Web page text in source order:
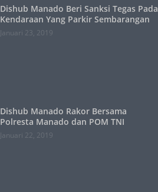
Dishub Manado Beri Sanksi Tegas Pada
Kendaraan Yang Parkir Sembarangan
Januari 23, 2019
Dishub Manado Rakor Bersama
Polresta Manado dan POM TNI
Januari 22, 2019